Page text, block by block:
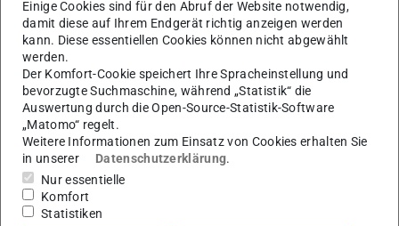
Einige Cookies sind für den Abruf der Website notwendig,
damit diese auf Ihrem Endgerät richtig anzeigen werden
kann. Diese essentiellen Cookies können nicht abgewählt
werden.
Der Komfort-Cookie speichert Ihre Spracheinstellung und
bevorzugte Suchmaschine, während „Statistik“ die
Auswertung durch die Open-Source-Statistik-Software
„Matomo“ regelt.
Weitere Informationen zum Einsatz von Cookies erhalten Sie
in unserer
Datenschutzerklärung.
Nur essentielle
Komfort
Statistiken